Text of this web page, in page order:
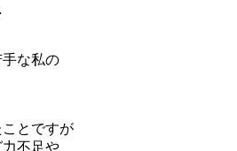
な私の
とですが
不足や